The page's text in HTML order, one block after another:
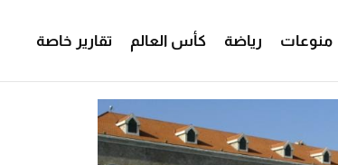
منوعات رياضة كأس العالم تقارير خاصة